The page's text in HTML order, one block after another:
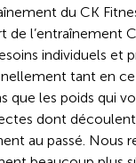
du CK
de l’entraînement
individuels et
tant en
que les poids qui
dont découlent
au passé. Nous